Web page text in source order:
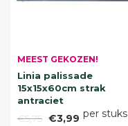
MEEST GEKOZEN!
Linia palissade
15x15x60cm strak
antraciet
€5,75 €3,99 per stuks